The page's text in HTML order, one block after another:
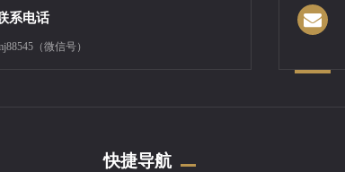
系电话
（微信号）
快捷导航